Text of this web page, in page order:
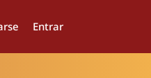
Entrar